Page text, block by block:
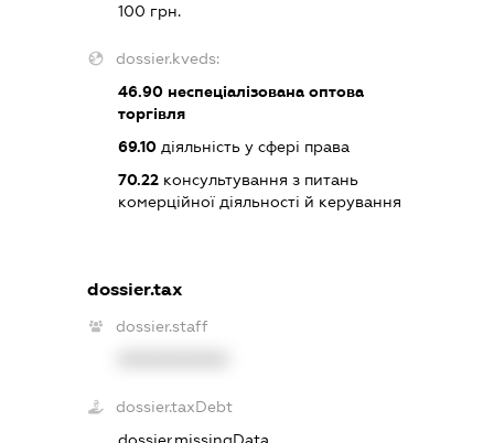
100 грн.
dossier.kveds:
46.90 неспеціалізована оптова
торгівля
69.10 діяльність у сфері права
70.22 консультування з питань
комерційної діяльності й керування
dossier.tax
dossier.staff
dossier.taxDebt